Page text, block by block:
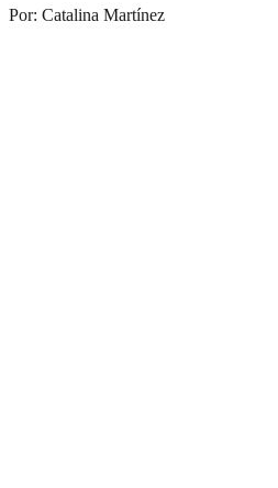
Por: Catalina Martínez